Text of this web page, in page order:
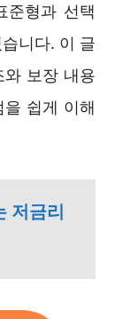
준형과 선택
니다. 이 글
와 보장 내용
쉽게 이해
저금리